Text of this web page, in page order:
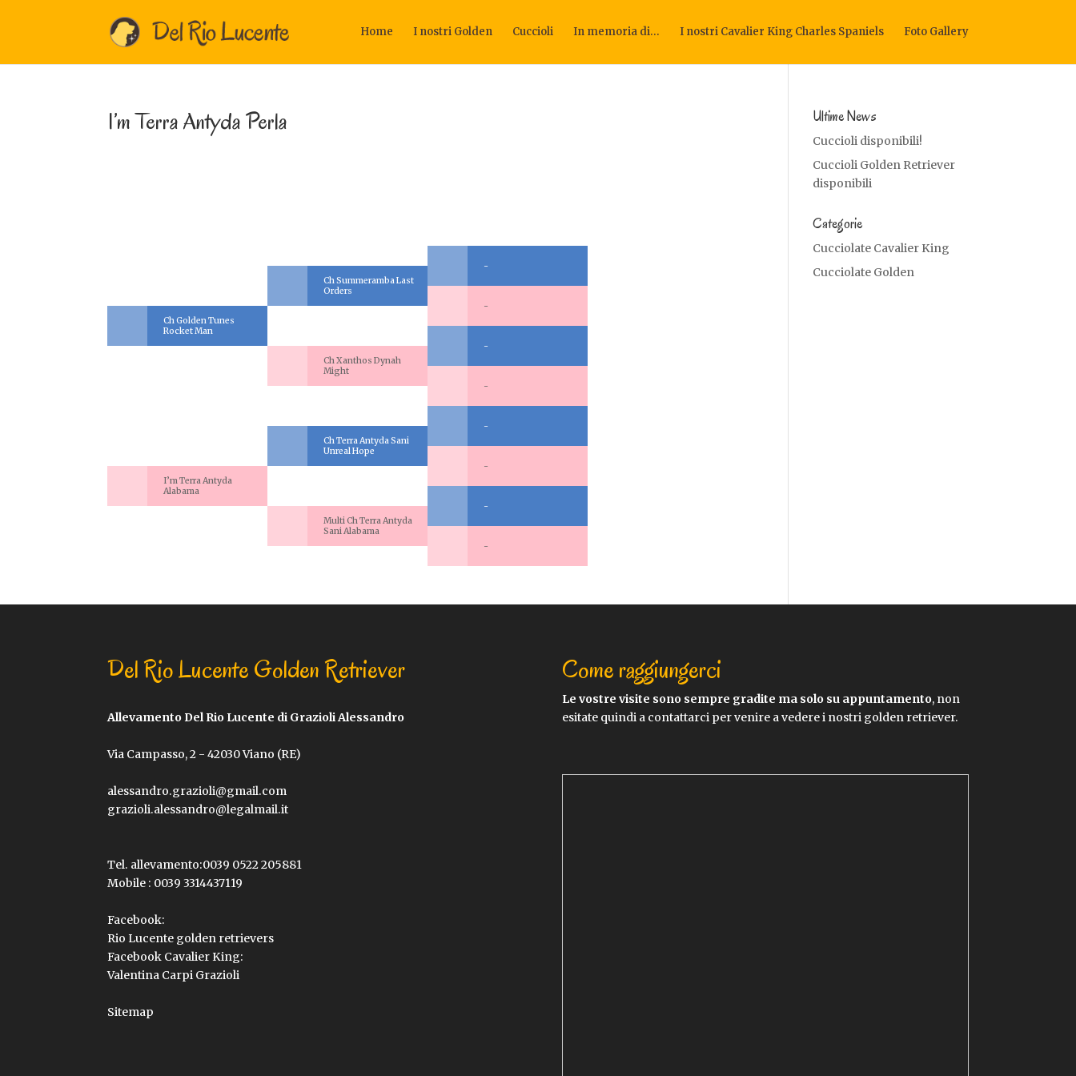
Home I nostri Golden Cuccioli In memoria di… I nostri Cavalier King Charles Spaniels Foto Gallery
I’m Terra Antyda Perla
Ch Golden Tunes
Rocket Man
I’m Terra Antyda
Alabama
Ch Summeramba Last
Orders
Ch Xanthos Dynah
Might
Ch Terra Antyda Sani
Unreal Hope
Multi Ch Terra Antyda
Sani Alabama
-
-
-
-
-
-
-
-
Ultime News
Cuccioli disponibili!
Cuccioli Golden Retriever
disponibili
Categorie
Cucciolate Cavalier King
Cucciolate Golden
Del Rio Lucente Golden Retriever
Allevamento Del Rio Lucente di Grazioli Alessandro
Via Campasso, 2 - 42030 Viano (RE)
alessandro.grazioli@gmail.com
grazioli.alessandro@legalmail.it
Tel. allevamento:0039 0522 205881
Mobile : 0039 3314437119
Facebook:
Rio Lucente golden retrievers
Facebook Cavalier King:
Valentina Carpi Grazioli
Sitemap
Come raggiungerci
Le vostre visite sono sempre gradite ma solo su appuntamento, non
esitate quindi a contattarci per venire a vedere i nostri golden retriever.